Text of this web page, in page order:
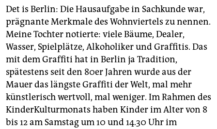
wahrheit
verlag
verlag
veranstaltungen
shop
fragen & hilfe
Det is Berlin: Die Hausaufgabe in Sachkunde war,
prägnante Merkmale des Wohnviertels zu nennen.
Meine Tochter notierte: viele Bäume, Dealer,
Wasser, Spielplätze, Alkoholiker und Graffitis. Das
mit dem Graffiti hat in Berlin ja Tradition,
spätestens seit den 80er Jahren wurde aus der
Mauer das längste Graffiti der Welt, mal mehr
künstlerisch wertvoll, mal weniger. Im Rahmen des
KinderKulturmonats haben Kinder im Alter von 8
bis 12 am Samstag um 10 und 14.30 Uhr im